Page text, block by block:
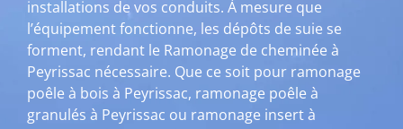
installations de vos conduits. À mesure que
l’équipement fonctionne, les dépôts de suie se
forment, rendant le Ramonage de cheminée à
Peyrissac nécessaire. Que ce soit pour ramonage
poêle à bois à Peyrissac, ramonage poêle à
granulés à Peyrissac ou ramonage insert à